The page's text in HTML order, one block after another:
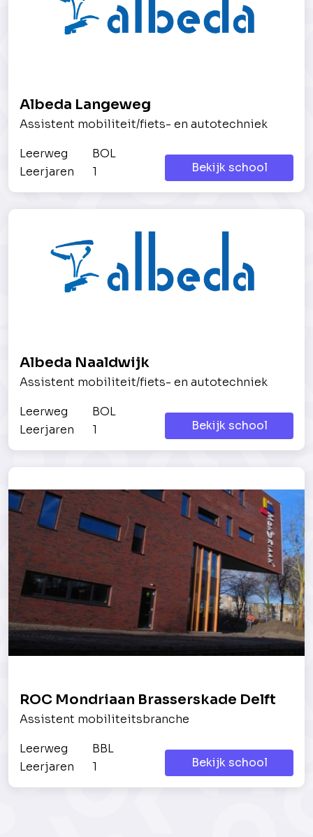
Albeda Langeweg
Assistent mobiliteit/fiets- en autotechniek
Leerweg
BOL
Leerjaren
1 Bekijk school
Albeda Naaldwijk
Assistent mobiliteit/fiets- en autotechniek
Leerweg
BOL
Leerjaren
1 Bekijk school
ROC Mondriaan Brasserskade Delft
Assistent mobiliteitsbranche
Leerweg
BBL
Leerjaren
1 Bekijk school